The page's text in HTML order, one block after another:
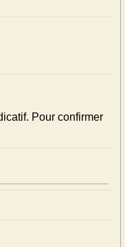
Pour confirmer